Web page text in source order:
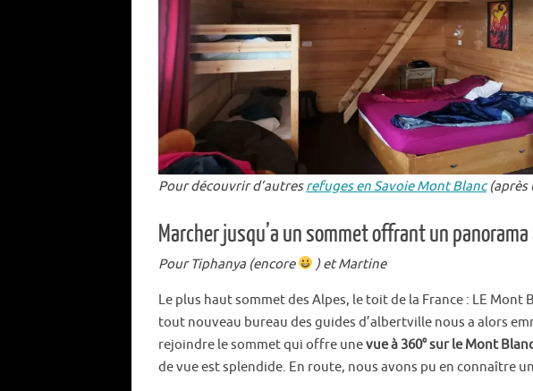
Pour découvrir d’autresrefuges en Savoie Mont Blanc(après
Marcher jusqu’a un sommet offrant un
Pour Tiphanya (encore ) et Martine
Le plus haut sommet des Alpes, le toit de la France : LE
tout nouveau bureau des guides d’albertville nous a alors
rejoindre le sommet qui offre unevue à 360° sur le Mont
de vue est splendide. En route, nous avons pu en connaître